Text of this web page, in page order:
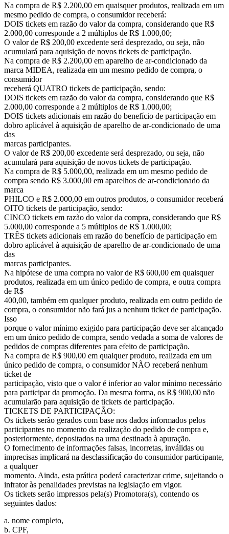
Na compra de R$ 2.200,00 em quaisquer produtos, realizada em um
mesmo pedido de compra, o consumidor receberá:
DOIS tickets em razão do valor da compra, considerando que R$
2.000,00 corresponde a 2 múltiplos de R$ 1.000,00;
O valor de R$ 200,00 excedente será desprezado, ou seja, não
acumulará para aquisição de novos tickets de participação.
Na compra de R$ 2.200,00 em aparelho de ar-condicionado da
marca MIDEA, realizada em um mesmo pedido de compra, o
consumidor
receberá QUATRO tickets de participação, sendo:
DOIS tickets em razão do valor da compra, considerando que R$
2.000,00 corresponde a 2 múltiplos de R$ 1.000,00;
DOIS tickets adicionais em razão do benefício de participação em
dobro aplicável à aquisição de aparelho de ar-condicionado de uma
das
marcas participantes.
O valor de R$ 200,00 excedente será desprezado, ou seja, não
acumulará para aquisição de novos tickets de participação.
Na compra de R$ 5.000,00, realizada em um mesmo pedido de
compra sendo R$ 3.000,00 em aparelhos de ar-condicionado da
marca
PHILCO e R$ 2.000,00 em outros produtos, o consumidor receberá
OITO tickets de participação, sendo:
CINCO tickets em razão do valor da compra, considerando que R$
5.000,00 corresponde a 5 múltiplos de R$ 1.000,00;
TRÊS tickets adicionais em razão do benefício de participação em
dobro aplicável à aquisição de aparelho de ar-condicionado de uma
das
marcas participantes.
Na hipótese de uma compra no valor de R$ 600,00 em quaisquer
produtos, realizada em um único pedido de compra, e outra compra
de R$
400,00, também em qualquer produto, realizada em outro pedido de
compra, o consumidor não fará jus a nenhum ticket de participação.
Isso
porque o valor mínimo exigido para participação deve ser alcançado
em um único pedido de compra, sendo vedada a soma de valores de
pedidos de compras diferentes para efeito de participação.
Na compra de R$ 900,00 em qualquer produto, realizada em um
único pedido de compra, o consumidor NÃO receberá nenhum
ticket de
participação, visto que o valor é inferior ao valor mínimo necessário
para participar da promoção. Da mesma forma, os R$ 900,00 não
acumularão para aquisição de tickets de participação.
TICKETS DE PARTICIPAÇÃO:
Os tickets serão gerados com base nos dados informados pelos
participantes no momento da realização do pedido de compra e,
posteriormente, depositados na urna destinada à apuração.
O fornecimento de informações falsas, incorretas, inválidas ou
imprecisas implicará na desclassificação do consumidor participante,
a qualquer
momento. Ainda, esta prática poderá caracterizar crime, sujeitando o
infrator às penalidades previstas na legislação em vigor.
Os tickets serão impressos pela(s) Promotora(s), contendo os
seguintes dados:
a. nome completo,
b. CPF,